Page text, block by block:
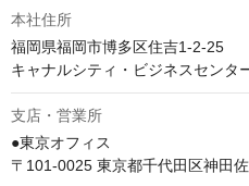
本社住所
福岡県福岡市博多区住吉1-2-25
キャナルシティ・ビジネスセンタ
支店・営業所
●東京オフィス
〒101-0025 東京都千代田区神田